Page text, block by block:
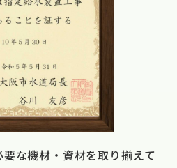
な機材・資材を取り揃えて